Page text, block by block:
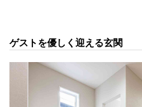
ゲストを優しく迎える玄関